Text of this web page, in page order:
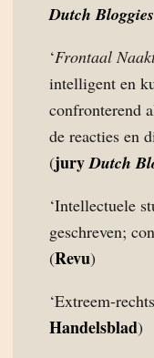
Dutch Bloggies
‘Frontaal
intelligent en
confronterend
de reacties en
(juryDutch
‘Intellectuele
geschreven;
(Revu)
‘Extreem-
Handelsblad)